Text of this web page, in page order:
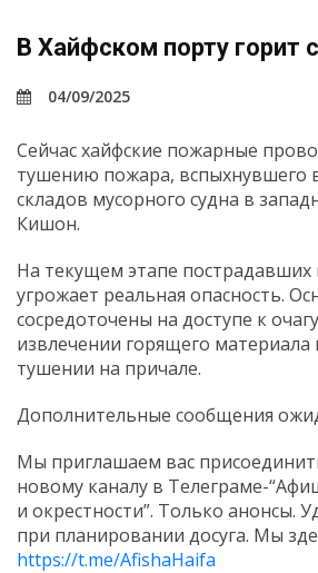
В Хайфском порту горит
04/09/2025
Сейчас хайфские пожарные
тушению пожара, вспыхнувшего
складов мусорного судна в
Кишон.
На текущем этапе пострадавших
угрожает реальная опасность.
сосредоточены на доступе к
извлечении горящего материала
тушении на причале.
Дополнительные сообщения
Мы приглашаем вас
новому каналу в Телеграме-
и окрестности”. Только анонсы.
при планировании досуга. Мы
https://t.me/AfishaHaifa